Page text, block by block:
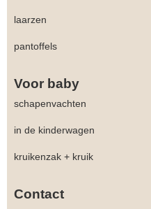
laarzen
pantoffels
Voor baby
schapenvachten
in de kinderwagen
kruikenzak + kruik
Contact